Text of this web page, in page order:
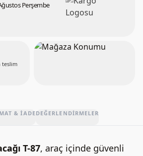
Perşembe
teslim
& İADEDEĞERLENDIRMELER
T-87, araç içinde güvenli